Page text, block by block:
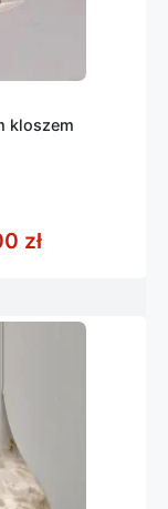
kloszem
złZakres cen: